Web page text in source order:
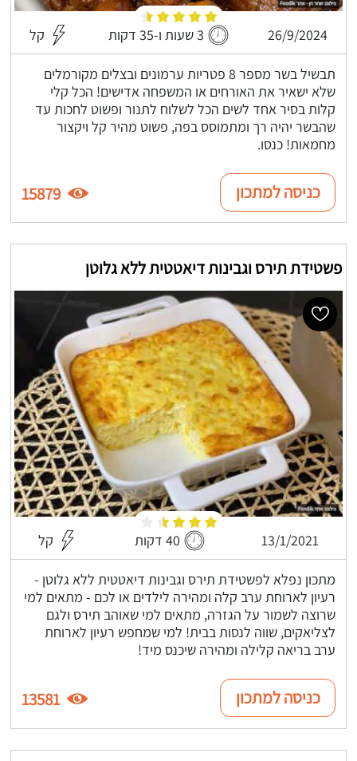
26/9/2024 3 שעות ו-35 דקות קל
תבשיל בשר מספר 8 פטריות ערמונים ובצלים מקורמלים
שלא ישאיר את האורחים או המשפחה אדישים! הכל קלי
קלות בסיר אחד לשים הכל לשלוח לתנור ופשוט לחכות עד
שהבשר יהיה רך ומתמוסס בפה, פשוט מהיר קל ויקצור
מחמאות! כנסו.
כניסה למתכון 15879
פשטידת תירס וגבינות דיאטטית ללא גלוטן
13/1/2021 40 דקות קל
מתכון נפלא לפשטידת תירס וגבינות דיאטטית ללא גלוטן -
רעיון לארוחת ערב קלה ומהירה לילדים או לכם - מתאים למי
שרוצה לשמור על הגזרה, מתאים למי שאוהב תירס ולגם
לצליאקים, שווה לנסות בבית! למי שמחפש רעיון לארוחת
ערב בריאה קלילה ומהירה שיכנס מיד!
כניסה למתכון 13581